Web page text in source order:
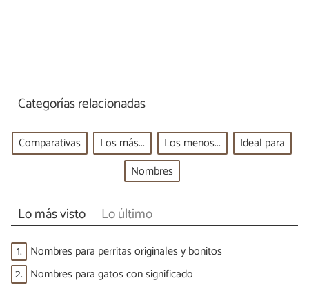
Categorías relacionadas
Comparativas Los más... Los menos...
Ideal para
Nombres
Lo más visto Lo último
1. Nombres para perritas originales y bonitos
2. Nombres para gatos con significado